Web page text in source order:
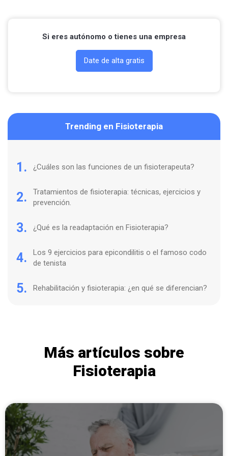
Si eres autónomo o tienes una empresa
Date de alta gratis
Trending en Fisioterapia
1. ¿Cuáles son las funciones de un fisioterapeuta?
2.
Tratamientos de fisioterapia: técnicas, ejercicios y
prevención.
3. ¿Qué es la readaptación en Fisioterapia?
4.
Los 9 ejercicios para epicondilitis o el famoso codo
de tenista
5. Rehabilitación y fisioterapia: ¿en qué se diferencian?
Más artículos sobre
Fisioterapia